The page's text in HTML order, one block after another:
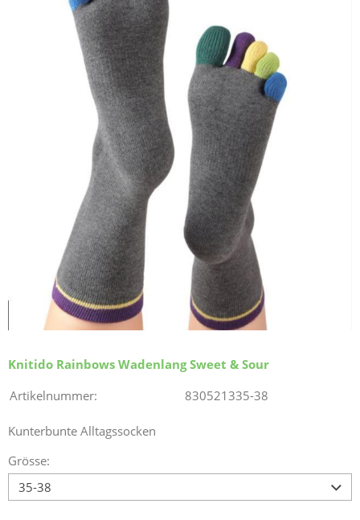
Knitido Rainbows Wadenlang Sweet & Sour
Artikelnummer:
830521335-38
Kunterbunte Alltagssocken
Grösse: